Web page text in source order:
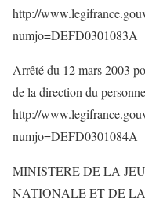
http://
numjo=DEFD0301083A
Arrêté du 12 mars 2003
de la direction du
http://
numjo=DEFD0301084A
MINISTERE DE LA
NATIONALE ET DE